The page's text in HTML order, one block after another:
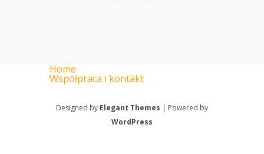
Home
Współpraca i kontakt
Designed by Elegant Themes | Powered by
WordPress